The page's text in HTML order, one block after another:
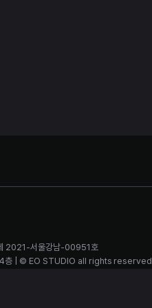
2021-서울강남-00951호
4층 | © EO STUDIO all rights reserved